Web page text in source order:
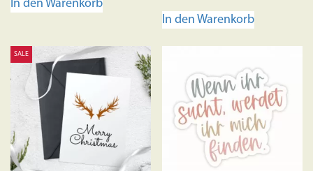
In den Warenkorb
In den Warenkorb
SALE